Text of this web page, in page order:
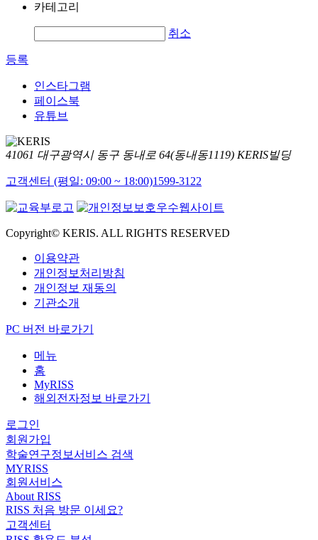
카테고리
취소
등록
인스타그램
페이스북
유튜브
41061 대구광역시 동구 동내로 64(동내동1119) KERIS빌딩
고객센터 (평일: 09:00 ~ 18:00)1599-3122
Copyright© KERIS. ALL RIGHTS RESERVED
이용약관
개인정보처리방침
개인정보 재동의
기관소개
PC 버전 바로가기
메뉴
홈
MyRISS
해외전자정보 바로가기
로그인
회원가입
학술연구정보서비스 검색
MYRISS
회원서비스
About RISS
RISS 처음 방문 이세요?
고객센터